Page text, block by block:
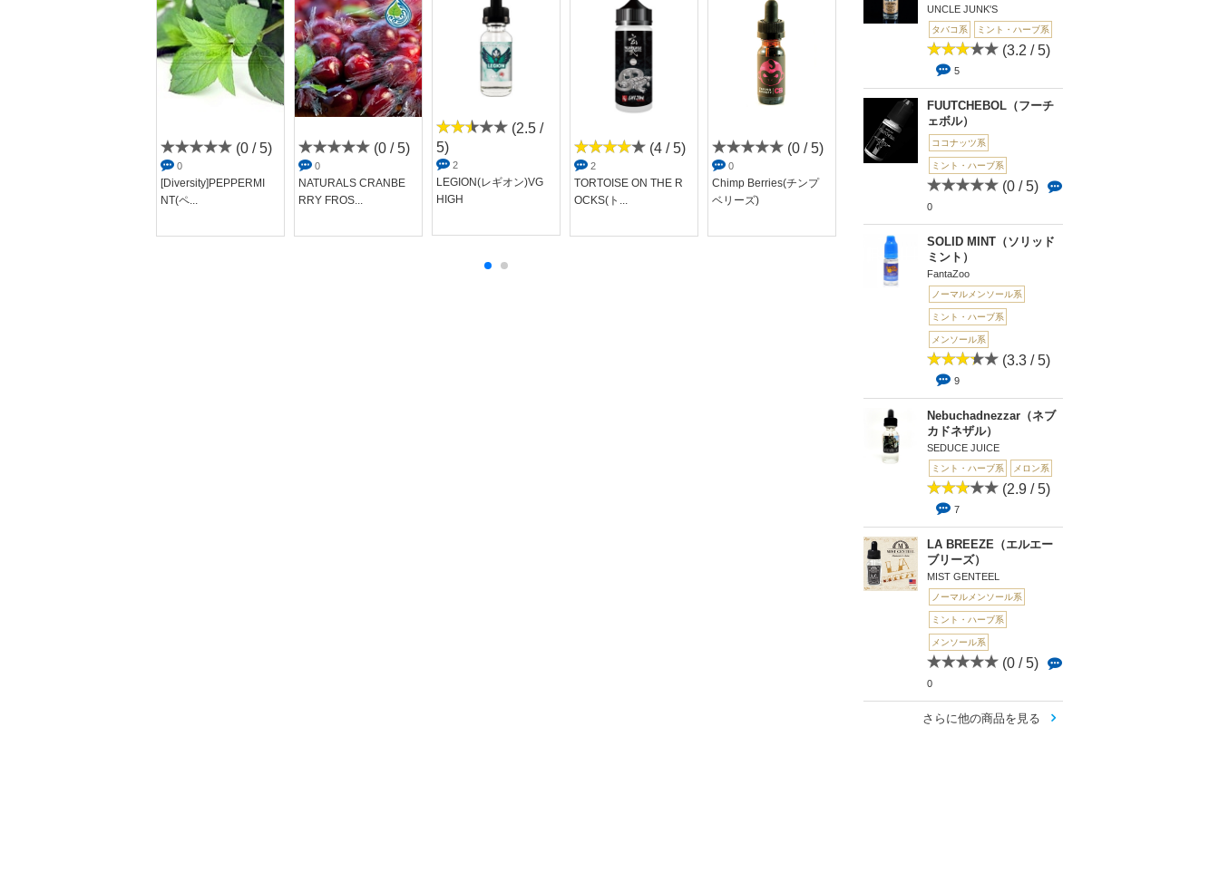
UNCLE JUNK'S
タバコ系 ミント・ハーブ系
(3.2 / 5)
5
FUUTCHEBOL（フーチ
ェボル）
ココナッツ系
ミント・ハーブ系
(0 / 5)
0
SOLID MINT（ソリッド
ミント）
FantaZoo
ノーマルメンソール系
ミント・ハーブ系
メンソール系
(3.3 / 5)
9
Nebuchadnezzar（ネブ
カドネザル）
SEDUCE JUICE
ミント・ハーブ系 メロン系
(2.9 / 5)
7
LA BREEZE（エルエー
ブリーズ）
MIST GENTEEL
ノーマルメンソール系
ミント・ハーブ系
メンソール系
(0 / 5)
0
さらに他の商品を見る
(0 / 5)
0
[Diversity]PEPPERMI
NT(ペ...
(0 / 5)
0
NATURALS CRANBE
RRY FROS...
(2.5 /
5)
2
LEGION(レギオン)VG
HIGH
(4 / 5)
2
TORTOISE ON THE R
OCKS(ト...
(0 / 5)
0
Chimp Berries(チンプ
ベリーズ)
(0 / 5)
0
[Baker Vapor]Wintergr
0
Candy Cane（キャン